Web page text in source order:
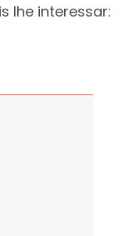
lhe interessar: